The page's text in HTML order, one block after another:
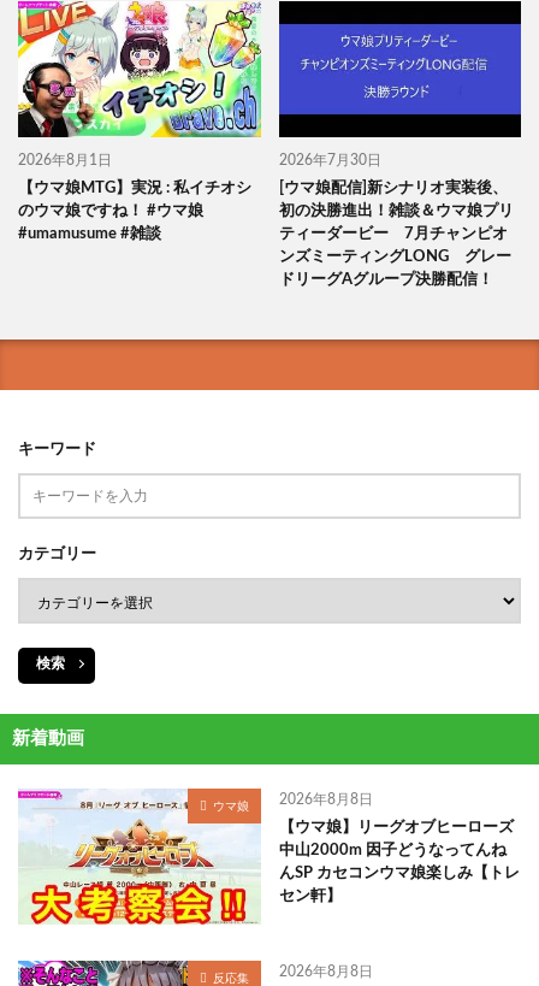
2026年8月1日
【ウマ娘MTG】実況 : 私イチオシ
のウマ娘ですね！ #ウマ娘
#umamusume #雑談
2026年7月30日
[ウマ娘配信]新シナリオ実装後、
初の決勝進出！雑談＆ウマ娘プリ
ティーダービー 7月チャンピオ
ンズミーティングLONG グレー
ドリーグAグループ決勝配信！
キーワード
カテゴリー
検索
新着動画
ウマ娘 2026年8月8日
【ウマ娘】リーグオブヒーローズ
中山2000m 因子どうなってんね
んSP カセコンウマ娘楽しみ【トレ
セン軒】
反応集 2026年8月8日